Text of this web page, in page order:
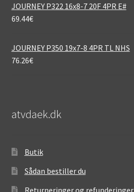
JOURNEY P322 16x8-7 20F 4PR E#
69.44€
JOURNEY P350 19x7-8 4PR TL NHS
76.26€
atvdaek.dk
Butik
Sådan bestiller du